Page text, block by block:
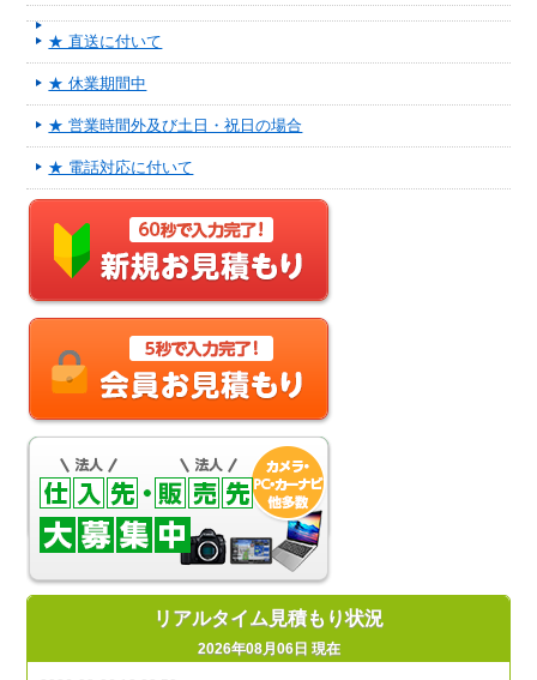
★ 直送に付いて
★ 休業期間中
★ 営業時間外及び土日・祝日の場合
★ 電話対応に付いて
リアルタイム見積もり状況
2026年08月06日 現在